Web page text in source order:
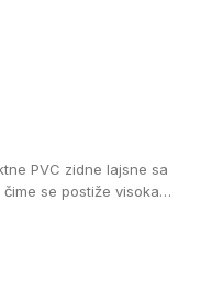
PVC zidne lajsne sa
čime se postiže visoka